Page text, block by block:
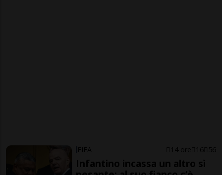
FIFA 14 ore 16 56
Infantino incassa un altro sì